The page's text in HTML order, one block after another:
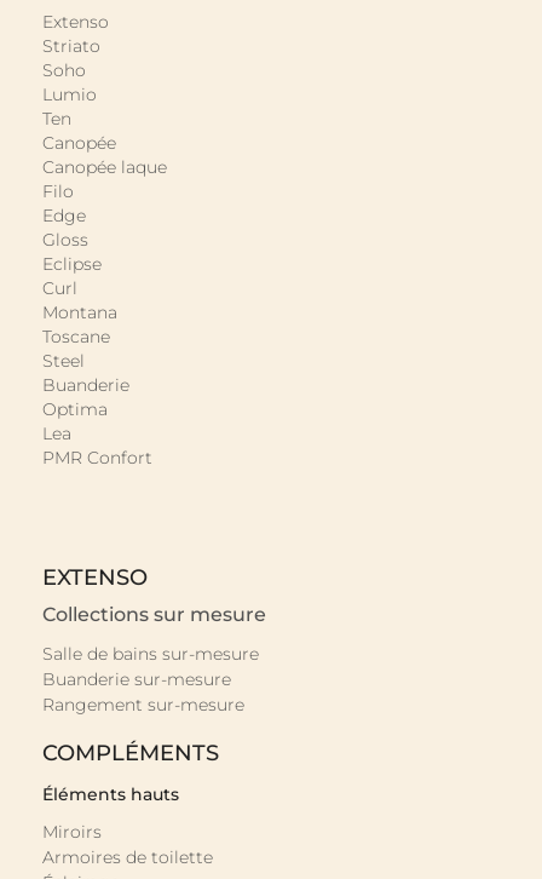
Extenso
Striato
Soho
Lumio
Ten
Canopée
Canopée laque
Filo
Edge
Gloss
Eclipse
Curl
Montana
Toscane
Steel
Buanderie
Optima
Lea
PMR Confort
EXTENSO
Collections sur mesure
Salle de bains sur-mesure
Buanderie sur-mesure
Rangement sur-mesure
COMPLÉMENTS
Éléments hauts
Miroirs
Armoires de toilette